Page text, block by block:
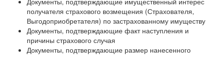
получателя страхового возмещения (Страхователя,
Выгодоприобретателя) по застрахованному имуществу
Документы, подтверждающие факт наступления и
причины страхового случая
Документы, подтверждающие размер нанесенного